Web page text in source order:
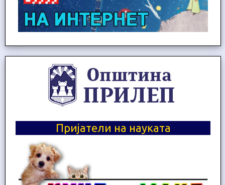
Пријатели на науката